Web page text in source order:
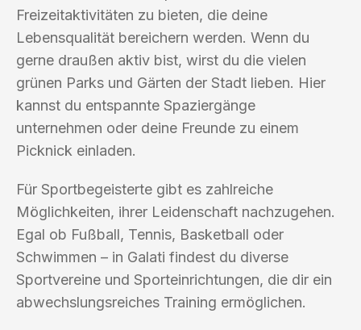
Freizeitaktivitäten zu bieten, die deine
Lebensqualität bereichern werden. Wenn du
gerne draußen aktiv bist, wirst du die vielen
grünen Parks und Gärten der Stadt lieben. Hier
kannst du entspannte Spaziergänge
unternehmen oder deine Freunde zu einem
Picknick einladen.
Für Sportbegeisterte gibt es zahlreiche
Möglichkeiten, ihrer Leidenschaft nachzugehen.
Egal ob Fußball, Tennis, Basketball oder
Schwimmen – in Galati findest du diverse
Sportvereine und Sporteinrichtungen, die dir ein
abwechslungsreiches Training ermöglichen.